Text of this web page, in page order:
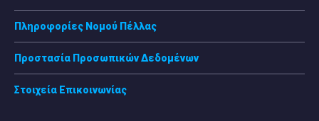
Πληροφορίες Νομού Πέλλας
Προστασία Προσωπικών Δεδομένων
Στοιχεία Επικοινωνίας